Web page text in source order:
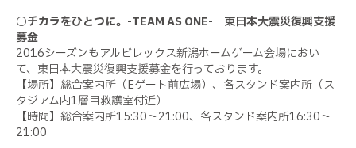
○チカラをひとつに。-TEAM AS ONE- 東日本大震災復興支援
募金
2016シーズンもアルビレックス新潟ホームゲーム会場におい
て、東日本大震災復興支援募金を行っております。
【場所】総合案内所（Eゲート前広場）、各スタンド案内所（ス
タジアム内1層目救護室付近）
【時間】総合案内所15:30～21:00、各スタンド案内所16:30～
21:00